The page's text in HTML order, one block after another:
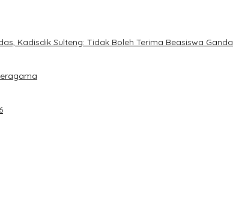
Kadisdik Sulteng: Tidak Boleh Terima Beasiswa Ganda